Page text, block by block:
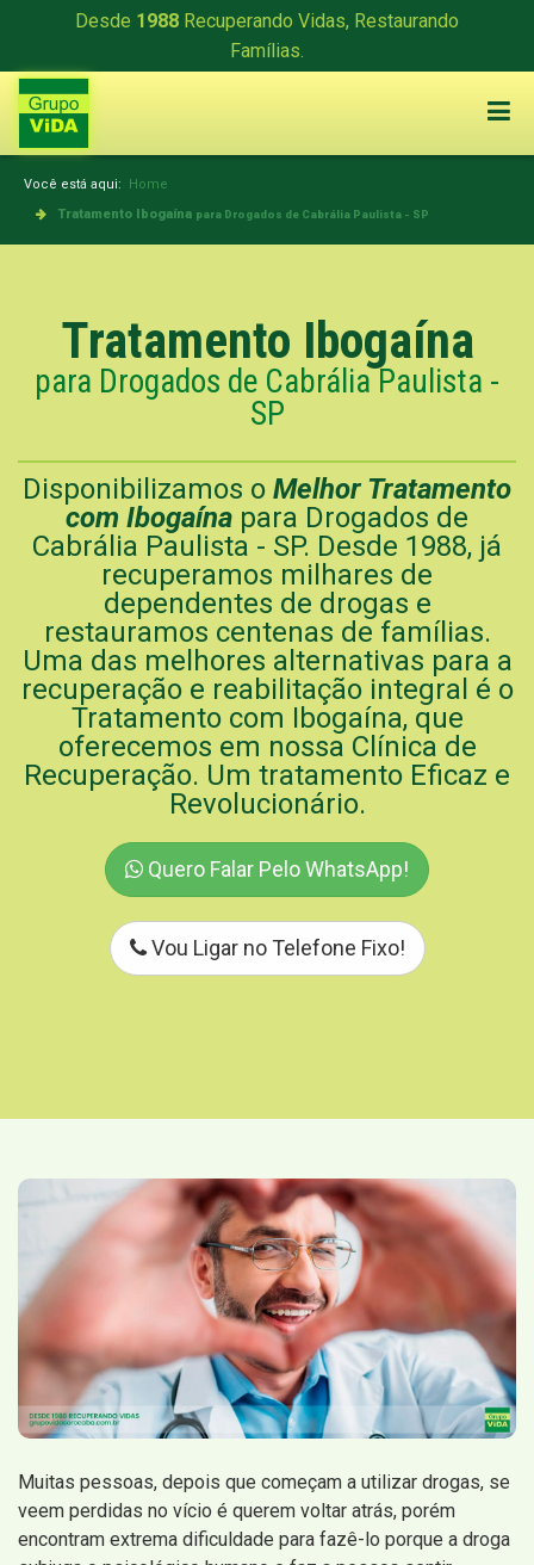
Desde 1988 Recuperando Vidas, Restaurando
Famílias.
Você está aqui: Home
Tratamento Ibogaína para Drogados de Cabrália Paulista - SP
Tratamento Ibogaína
para Drogados de Cabrália Paulista -
SP
Disponibilizamos o Melhor Tratamento
com Ibogaína para Drogados de
Cabrália Paulista - SP. Desde 1988, já
recuperamos milhares de
dependentes de drogas e
restauramos centenas de famílias.
Uma das melhores alternativas para a
recuperação e reabilitação integral é o
Tratamento com Ibogaína, que
oferecemos em nossa Clínica de
Recuperação. Um tratamento Eficaz e
Revolucionário.
Quero Falar Pelo WhatsApp!
Vou Ligar no Telefone Fixo!
Muitas pessoas, depois que começam a utilizar drogas, se
veem perdidas no vício é querem voltar atrás, porém
encontram extrema dificuldade para fazê-lo porque a droga